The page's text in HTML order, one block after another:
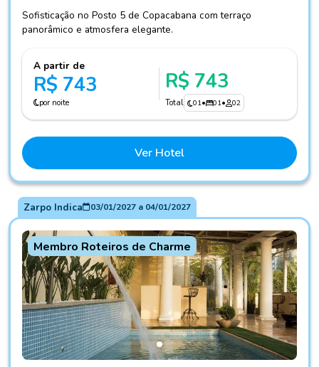
Sofisticação no Posto 5 de Copacabana com terraço
panorâmico e atmosfera elegante.
A partir de
R$ 743
por noite
R$ 743
Total 01• 01• 02
Ver Hotel
Zarpo Indica 03/01/2027a 04/01/2027
Membro Roteiros de Charme